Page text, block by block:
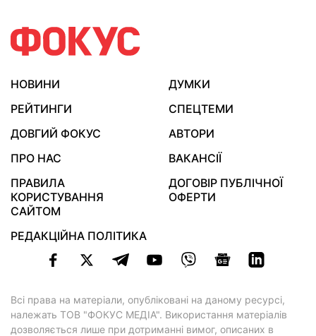
НОВИНИ
ДУМКИ
РЕЙТИНГИ
СПЕЦТЕМИ
ДОВГИЙ ФОКУС
АВТОРИ
ПРО НАС
ВАКАНСІЇ
ПРАВИЛА
КОРИСТУВАННЯ
САЙТОМ
ДОГОВІР ПУБЛІЧНОЇ
ОФЕРТИ
РЕДАКЦІЙНА ПОЛІТИКА
Всі права на матеріали, опубліковані на даному ресурсі,
належать ТОВ "ФОКУС МЕДІА". Використання матеріалів
дозволяється лише при дотриманні вимог, описаних в